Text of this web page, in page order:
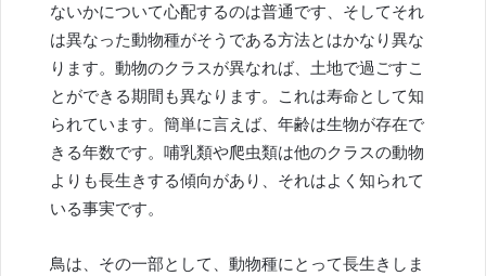
ないかについて心配するのは普通です、そしてそれ
は異なった動物種がそうである方法とはかなり異な
ります。動物のクラスが異なれば、土地で過ごすこ
とができる期間も異なります。これは寿命として知
られています。簡単に言えば、年齢は生物が存在で
きる年数です。哺乳類や爬虫類は他のクラスの動物
よりも長生きする傾向があり、それはよく知られて
いる事実です。
鳥は、その一部として、動物種にとって長生きしま